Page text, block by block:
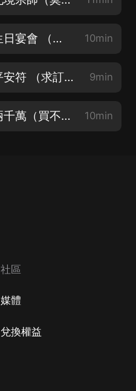
都市不敗仙尊 0004 生日宴會 （女神摸摸） 10min
都市不敗仙尊 0005 平安符 （求訂閱❤關注）白紙撩靚妹 9min
都市不敗仙尊 0006 兩千萬（買不了吃虧上當）收聽領紅包 10min
社區
媒體
兌換權益